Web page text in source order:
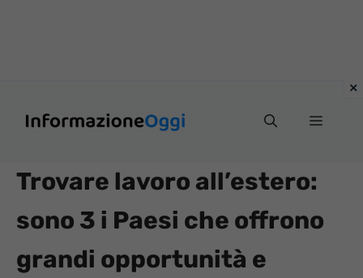
Menu
Trovare lavoro all’estero:
sono 3 i Paesi che offrono
grandi opportunità e